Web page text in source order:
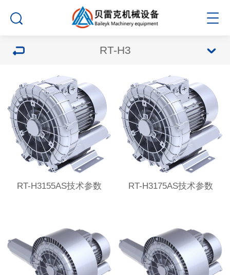
RT-H3
RT-H3155AS技术参数 RT-H3175AS技术参数